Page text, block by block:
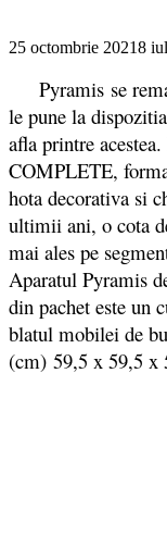
25 octombrie 20218
Pyramis se
le pune la
afla printre
COMPLETE,
hota decorativa si
ultimii ani, o cota
mai ales pe
Aparatul Pyramis
din pachet este un
blatul mobilei de
(cm) 59,5 x 59,5 x